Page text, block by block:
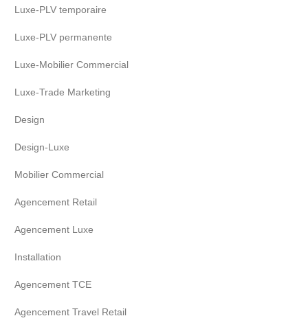
Luxe-PLV temporaire
Luxe-PLV permanente
Luxe-Mobilier Commercial
Luxe-Trade Marketing
Design
Design-Luxe
Mobilier Commercial
Agencement Retail
Agencement Luxe
Installation
Agencement TCE
Agencement Travel Retail